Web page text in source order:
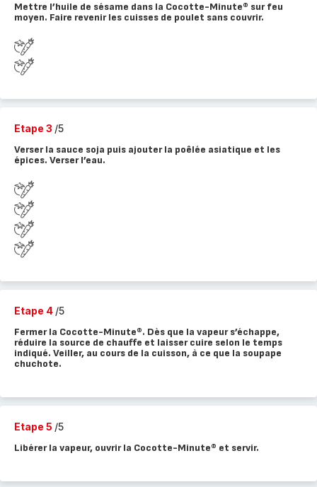
Mettre l’huile de sésame dans la Cocotte-Minute® sur feu
moyen. Faire revenir les cuisses de poulet sans couvrir.
Etape 3 /5
Verser la sauce soja puis ajouter la poêlée asiatique et les
épices. Verser l’eau.
Etape 4 /5
Fermer la Cocotte-Minute®. Dès que la vapeur s’échappe,
réduire la source de chauffe et laisser cuire selon le temps
indiqué. Veiller, au cours de la cuisson, à ce que la soupape
chuchote.
Etape 5 /5
Libérer la vapeur, ouvrir la Cocotte-Minute® et servir.